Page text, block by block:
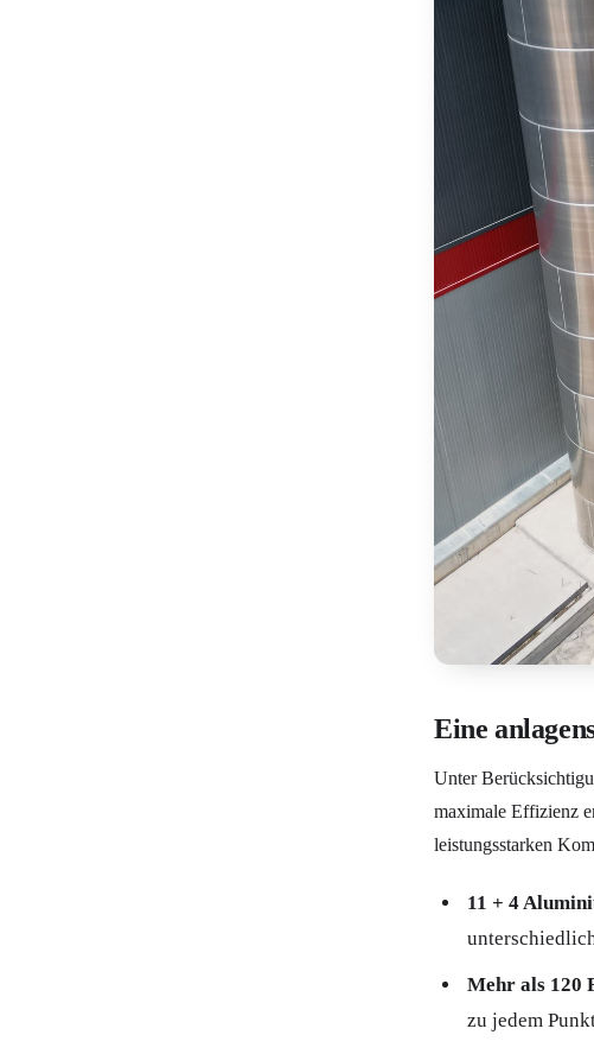
Eine
Unter
maximale Effizienz
leistungsstarken
11 + 4
Mehr als 120
zu jedem